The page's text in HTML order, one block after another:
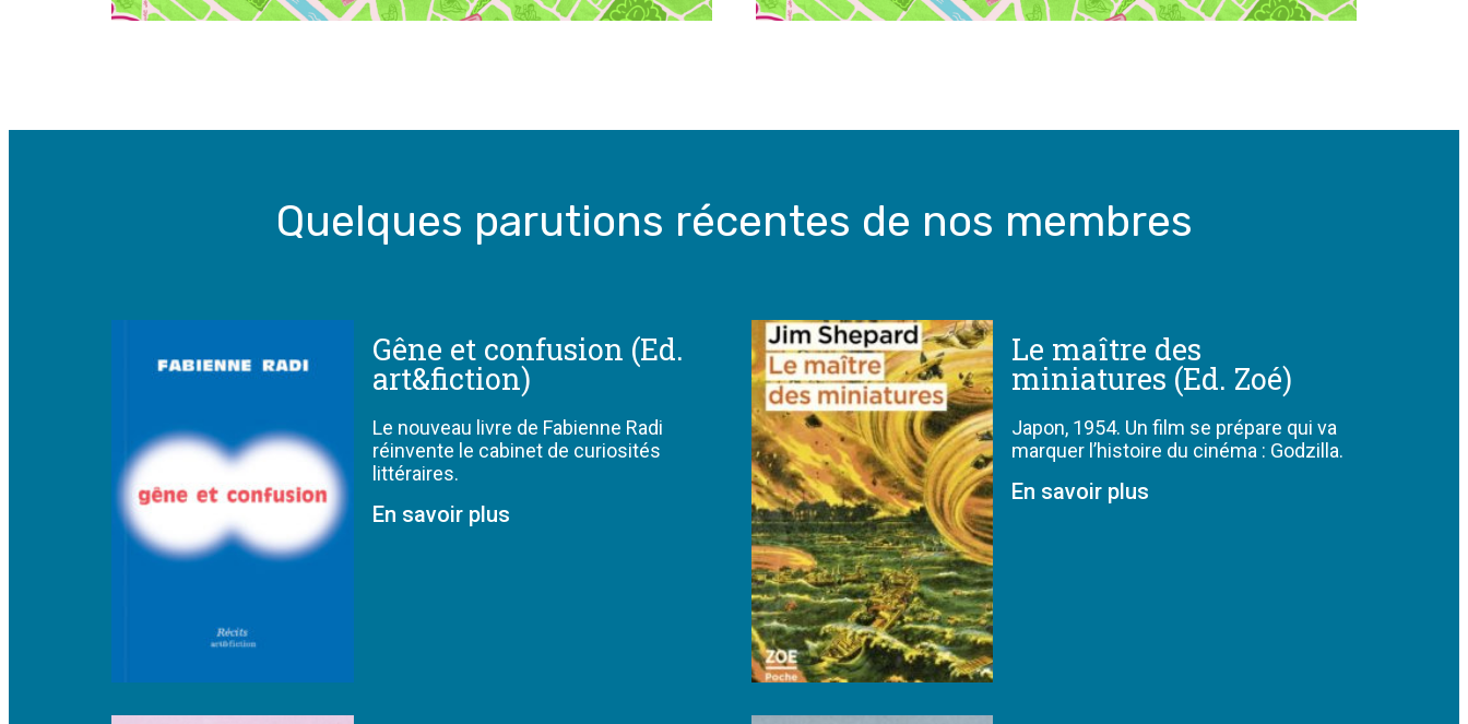
Quelques parutions récentes de nos membres
Gêne et confusion (Ed.
art&fiction)
Le nouveau livre de Fabienne Radi
réinvente le cabinet de curiosités
littéraires.
En savoir plus
Le maître des
miniatures (Ed. Zoé)
Japon, 1954. Un film se prépare qui va
marquer l’histoire du cinéma : Godzilla.
En savoir plus